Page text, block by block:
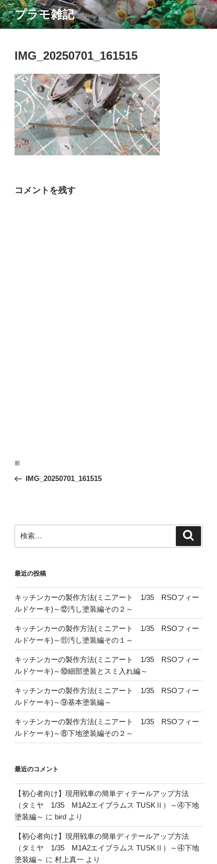
コ
ン
テ
プラモ雑記
IMG_20250701_161515
コメントを残す
投
ナ
ー
シ
前
の
前
IMG_20250701_161515
索:
最近の投稿
キッチンカーの製作方法(ミニアート 1/35 RSOフィー
ルドケーキ)～⑫汚し塗装編その２～
キッチンカーの製作方法(ミニアート 1/35 RSOフィー
ルドケーキ)～⑪汚し塗装編その１～
キッチンカーの製作方法(ミニアート 1/35 RSOフィー
ルドケーキ)～⑩細部塗装とスミ入れ編～
キッチンカーの製作方法(ミニアート 1/35 RSOフィー
ルドケーキ)～⑨基本塗装編～
キッチンカーの製作方法(ミニアート 1/35 RSOフィー
ルドケーキ)～⑧下地塗装編その２～
最近のコメント
【初心者向け】現用戦車の簡単ディテールアップ方法
（タミヤ 1/35 M1A2エイブラムス TUSKⅡ）～④下地
塗装編～ に bird より
【初心者向け】現用戦車の簡単ディテールアップ方法
（タミヤ 1/35 M1A2エイブラムス TUSKⅡ）～④下地
塗装編～ に 村上真一 より